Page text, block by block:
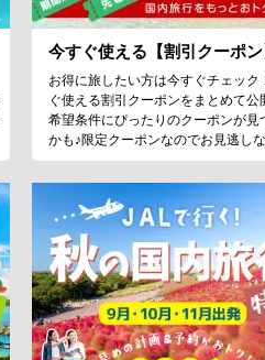
今すぐ使える【割引クーポン
お得に旅したい方は今すぐチェック
ぐ使える割引クーポンをまとめて公
希望条件にぴったりのクーポンが見
かも♪限定クーポンなのでお見逃しな